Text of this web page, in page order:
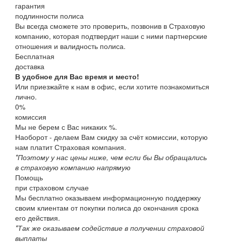
гарантия
подлинности полиса
Вы всегда сможете это проверить, позвонив в Страховую
компанию, которая подтвердит наши с ними партнерские
отношения и валидность полиса.
Бесплатная
доставка
В удобное для Вас время и место!
Или приезжайте к нам в офис, если хотите познакомиться
лично.
0%
комиссия
Мы не берем с Вас никаких %.
Наоборот - делаем Вам скидку за счёт комиссии, которую
нам платит Страховая компания.
*Поэтому у нас цены ниже, чем если бы Вы обращались
в страховую компанию напрямую
Помощь
при страховом случае
Мы бесплатно оказываем информационную поддержку
своим клиентам от покупки полиса до окончания срока
его действия.
*Так же оказываем содействие в получении страховой
выплаты